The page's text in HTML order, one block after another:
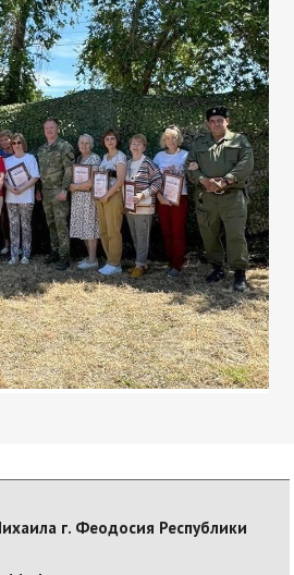
г. Феодосия Республики